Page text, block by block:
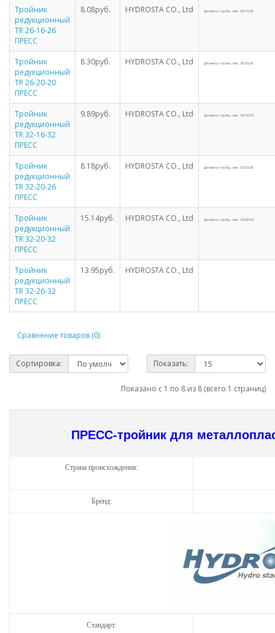
Тройник
редукционный
TR 26-16-26
ПРЕСС
8.08руб. HYDROSTA CO., Ltd Диаметр трубы, мм: 26/16/26
Тройник
редукционный
TR 26-20-20
ПРЕСС
8.30руб. HYDROSTA CO., Ltd Диаметр трубы, мм: 26/20/20
Тройник
редукционный
TR 32-16-32
ПРЕСС
9.89руб. HYDROSTA CO., Ltd Диаметр трубы, мм: 32/16/32
Тройник
редукционный
TR 32-20-26
ПРЕСС
8.18руб. HYDROSTA CO., Ltd Диаметр трубы, мм: 32/20/26
Тройник
редукционный
TR 32-20-32
ПРЕСС
15.14руб. HYDROSTA CO., Ltd Диаметр трубы, мм: 32/20/32
Тройник
редукционный
TR 32-26-32
ПРЕСС
13.95руб. HYDROSTA CO., Ltd
Сравнение товаров (0)
Сортировка: Показать:
Показано с 1 по 8 из 8 (всего 1 страниц)
ПРЕСС-тройник для
Страна происхождения:
Бренд:
Стандарт: